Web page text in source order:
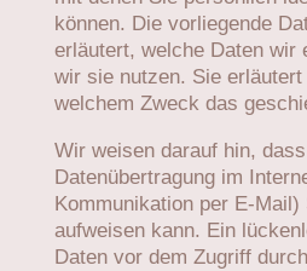
können. Die vorliegende
erläutert, welche Daten wir
wir sie nutzen. Sie
welchem Zweck das
Wir weisen darauf hin,
Datenübertragung im
Kommunikation per E-
aufweisen kann. Ein
Daten vor dem Zugriff